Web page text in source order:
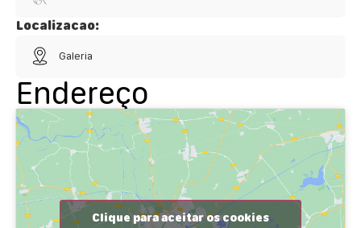
Localizacao:
Galeria
Endereço
Clique para aceitar os cookies